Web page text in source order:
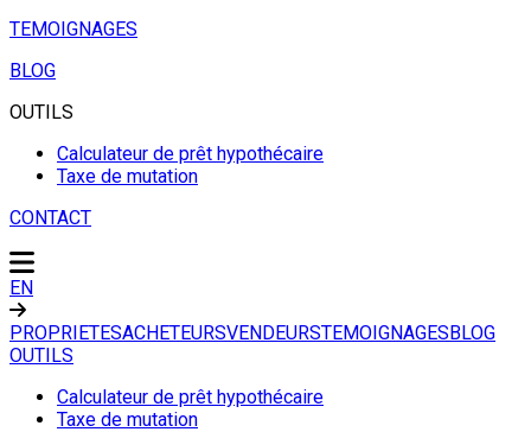
TEMOIGNAGES
BLOG
OUTILS
Calculateur de prêt hypothécaire
Taxe de mutation
CONTACT
EN
PROPRIETESACHETEURSVENDEURSTEMOIGNAGESBLOG
OUTILS
Calculateur de prêt hypothécaire
Taxe de mutation